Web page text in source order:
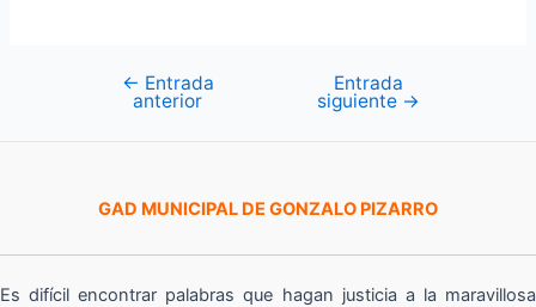
Navegación
← Entrada
anterior
Entrada
siguiente →
GAD MUNICIPAL DE GONZALO PIZARRO
Es difícil encontrar palabras que hagan justicia a la maravillosa